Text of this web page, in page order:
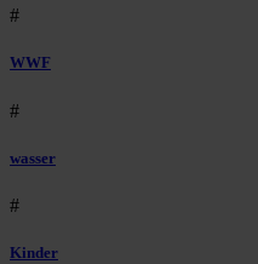
#
WWF
#
wasser
#
Kinder